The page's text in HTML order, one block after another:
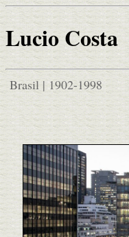
Lucio Costa
Brasil | 1902-1998